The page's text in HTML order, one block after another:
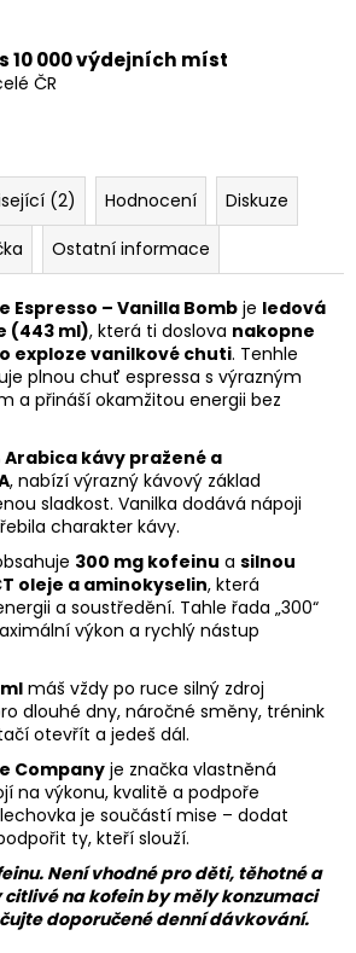
10 000 výdejních míst
ČR
(2) Hodnocení
Diskuze
Ostatní informace
Espresso – Vanilla Bomb je ledová
(443 ml), která ti doslova nakopne
exploze vanilkové chuti. Tenhle
plnou chuť espressa s výrazným
a přináší okamžitou energii bez
Arabica kávy pražené a
, nabízí výrazný kávový základ
sladkost. Vanilka dodává nápoji
charakter kávy.
300 mg kofeinu a silnou
oleje a aminokyselin, která
a soustředění. Tahle řada „300“
výkon a rychlý nástup
máš vždy po ruce silný zdroj
dlouhé dny, náročné směny, trénink
otevřít a jedeš dál.
Company je značka vlastněná
na výkonu, kvalitě a podpoře
je součástí mise – dodat
ty, kteří slouží.
Není vhodné pro děti, těhotné a
citlivé na kofein by měly konzumaci
doporučené denní dávkování.